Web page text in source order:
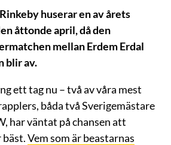
huserar en av årets
åttonde april, då den
mellan Erdem Erdal
blir av.
ett tag nu – två av våra mest
båda två Sverigemästare
har väntat på chansen att
bäst.Vem som är beastarnas